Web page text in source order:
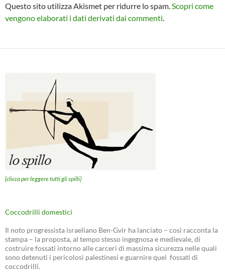
Questo sito utilizza Akismet per ridurre lo spam. Scopri come
vengono elaborati i dati derivati dai commenti
[clicca per leggere tutti gli spilli]
Coccodrilli domestici
Il noto progressista israeliano Ben-Gvir ha lanciato – così racconta la
stampa – la proposta, al tempo stesso ingegnosa e medievale, di
costruire fossati intorno alle carceri di massima sicurezza nelle quali
sono detenuti i pericolosi palestinesi e guarnire quei fossati di
coccodrilli.